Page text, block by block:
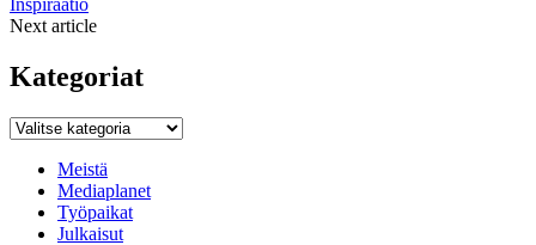
Inspiraatio
Next article
Kategoriat
Kategoriat
Meistä
Mediaplanet
Työpaikat
Julkaisut